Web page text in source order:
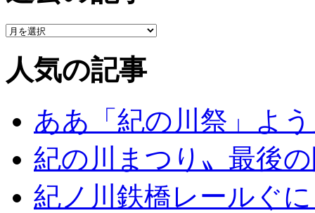
人気の記事
ああ「紀の川祭」よ
紀の川まつり〟最後
紀ノ川鉄橋レールぐ